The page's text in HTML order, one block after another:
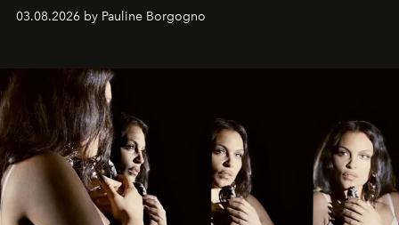
03.08.2026 by Pauline Borgogno